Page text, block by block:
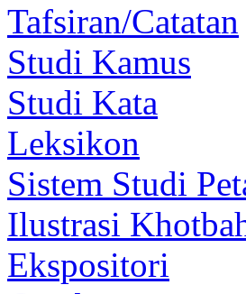
Tafsiran/Catatan
Studi Kamus
Studi Kata
Leksikon
Sistem Studi
Ilustrasi
Ekspositori